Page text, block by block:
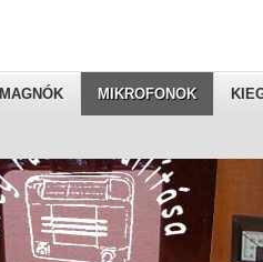
MAGNÓK MIKROFONOK